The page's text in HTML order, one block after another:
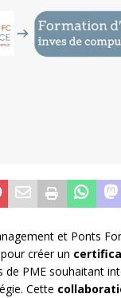
et Ponts
créer un
de PME souhaitant
Cette